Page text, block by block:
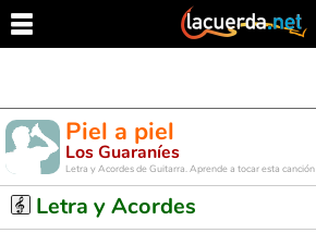
Piel a piel
Los Guaraníes
Letra y Acordes de Guitarra. Aprende a tocar esta canción
Letra y Acordes